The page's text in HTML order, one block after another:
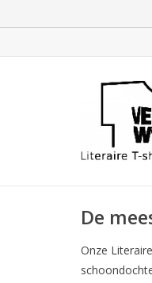
De
Onze